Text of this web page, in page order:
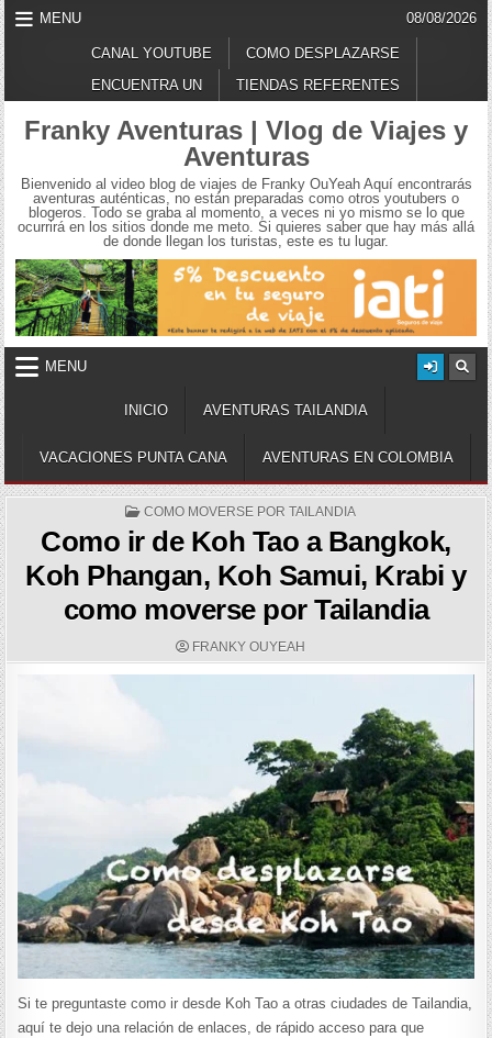
Skip
to
content
MENU
CANAL YOUTUBE
COMO DESPLAZARSE
ENCUENTRA UN
TIENDAS REFERENTES
08/08/2026
Franky Aventuras | Vlog de Viajes y
Aventuras
Bienvenido al video blog de viajes de Franky OuYeah Aquí encontrarás
aventuras auténticas, no están preparadas como otros youtubers o
blogeros. Todo se graba al momento, a veces ni yo mismo se lo que
ocurrirá en los sitios donde me meto. Si quieres saber que hay más allá
de donde llegan los turistas, este es tu lugar.
MENU
INICIO AVENTURAS TAILANDIA
VACACIONES PUNTA CANA AVENTURAS EN COLOMBIA
POSTED
COMO MOVERSE POR TAILANDIA
Como ir de Koh Tao a Bangkok,
Koh Phangan, Koh Samui, Krabi y
como moverse por Tailandia
AUTHOR:
FRANKY OUYEAH
Si te preguntaste como ir desde Koh Tao a otras ciudades de Tailandia,
aquí te dejo una relación de enlaces, de rápido acceso para que